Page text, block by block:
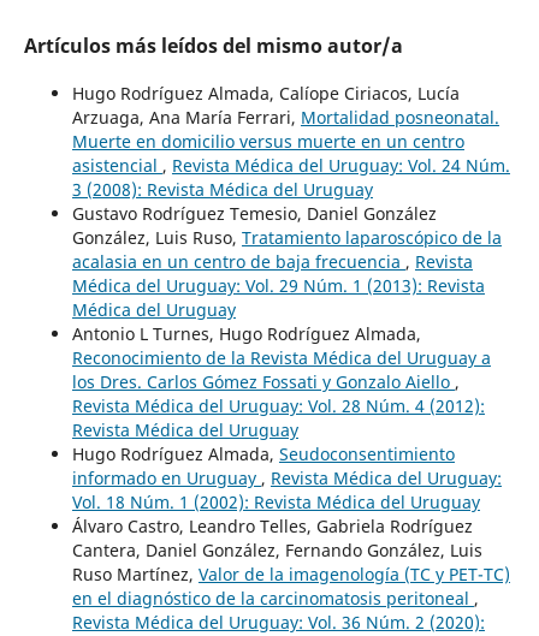
Artículos más leídos del mismo autor/a
Hugo Rodríguez Almada, Calíope Ciriacos, Lucía
Arzuaga, Ana María Ferrari, Mortalidad posneonatal.
Muerte en domicilio versus muerte en un centro
asistencial , Revista Médica del Uruguay: Vol. 24 Núm.
3 (2008): Revista Médica del Uruguay
Gustavo Rodríguez Temesio, Daniel González
González, Luis Ruso, Tratamiento laparoscópico de la
acalasia en un centro de baja frecuencia , Revista
Médica del Uruguay: Vol. 29 Núm. 1 (2013): Revista
Médica del Uruguay
Antonio L Turnes, Hugo Rodríguez Almada,
Reconocimiento de la Revista Médica del Uruguay a
los Dres. Carlos Gómez Fossati y Gonzalo Aiello ,
Revista Médica del Uruguay: Vol. 28 Núm. 4 (2012):
Revista Médica del Uruguay
Hugo Rodríguez Almada, Seudoconsentimiento
informado en Uruguay , Revista Médica del Uruguay:
Vol. 18 Núm. 1 (2002): Revista Médica del Uruguay
Álvaro Castro, Leandro Telles, Gabriela Rodríguez
Cantera, Daniel González, Fernando González, Luis
Ruso Martínez, Valor de la imagenología (TC y PET-TC)
en el diagnóstico de la carcinomatosis peritoneal ,
Revista Médica del Uruguay: Vol. 36 Núm. 2 (2020):